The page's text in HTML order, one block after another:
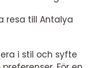
resa till Antalya
i stil och syfte